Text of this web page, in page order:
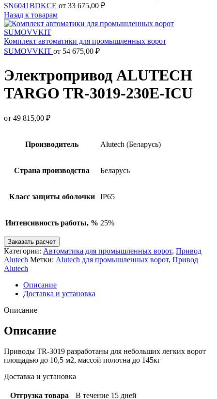
SN6041BDKCE от 33 675,00 ₽
Назад к товарам
Комплект автоматики для промышленных ворот
SUMOVVKIT от 54 675,00 ₽
Электропривод ALUTECH
TARGO TR-3019-230E-ICU
от 49 815,00 ₽
Производитель Alutech (Беларусь)
Страна производства Беларусь
Класс защиты оболочки IP65
Интенсивность работы, % 25%
Заказать расчет
Категории: Автоматика для промышленных ворот, Привод
Alutech Метки: Alutech для промышленных ворот, Привод
Alutech
Описание
Доставка и установка
Описание
Описание
Приводы TR-3019 разработаны для небольших легких ворот
площадью до 10,5 м2, массой полотна до 145кг
Доставка и установка
Отгрузка товара
В течение 15 дней